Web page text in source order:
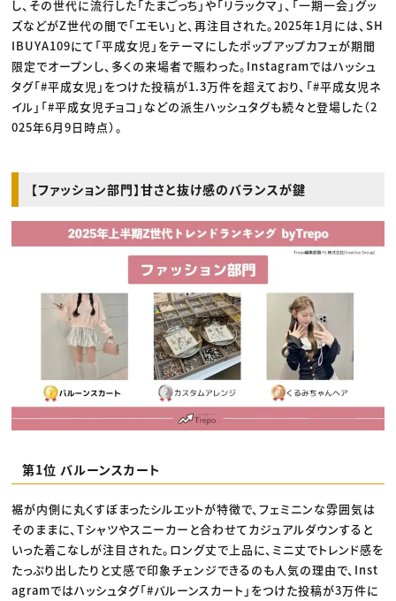
し、その世代に流行した「たまごっち」や「リラックマ」、「一期一会」グッ
ズなどがZ世代の間で「エモい」と、再注目された。2025年1月には、SH
IBUYA109にて「平成女児」をテーマにしたポップアップカフェが期間
限定でオープンし、多くの来場者で賑わった。Instagramではハッシュ
タグ「#平成女児」をつけた投稿が1.3万件を超えており、「#平成女児ネ
イル」「#平成女児チョコ」などの派生ハッシュタグも続々と登場した（2
025年6月9日時点）。
【ファッション部門】甘さと抜け感のバランスが鍵
第1位 バルーンスカート
裾が内側に丸くすぼまったシルエットが特徴で、フェミニンな雰囲気は
そのままに、Tシャツやスニーカーと合わせてカジュアルダウンすると
いった着こなしが注目された。ロング丈で上品に、ミニ丈でトレンド感を
たっぷり出したりと丈感で印象チェンジできるのも人気の理由で、Inst
agramではハッシュタグ「#バルーンスカート」をつけた投稿が3万件に